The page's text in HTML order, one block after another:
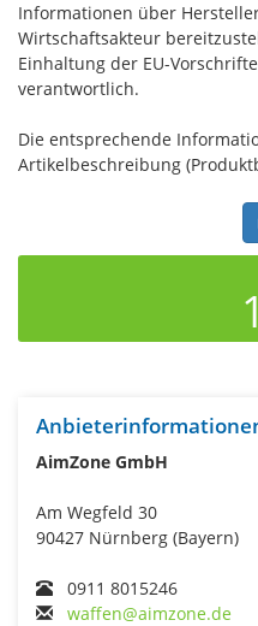
Informationen über
Wirtschaftsakteur
Einhaltung der EU-
verantwortlich.
Die entsprechende
Artikelbeschreibung
AimZone GmbH
Am Wegfeld 30
90427 Nürnberg (Bayern)
0911 8015246
waffen@aimzone.de